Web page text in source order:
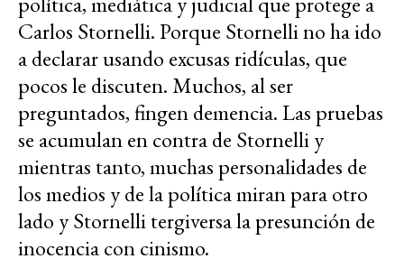
Carlos Stornelli. Porque Stornelli no ha ido
a declarar usando excusas ridículas, que
pocos le discuten. Muchos, al ser
preguntados, fingen demencia. Las pruebas
se acumulan en contra de Stornelli y
mientras tanto, muchas personalidades de
los medios y de la política miran para otro
lado y Stornelli tergiversa la presunción de
inocencia con cinismo.